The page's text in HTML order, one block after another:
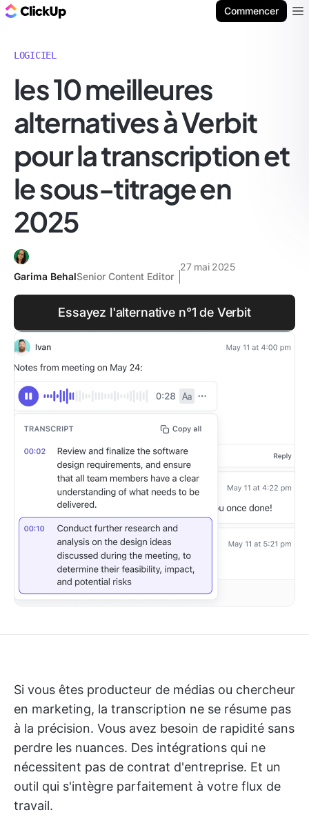
Commencer
LOGICIEL
les 10 meilleures
alternatives à Verbit
pour la transcription et
le sous-titrage en
2025
Garima BehalSenior Content Editor
27 mai 2025
Essayez l'alternative n°1 de Verbit
Si vous êtes producteur de médias ou chercheur
en marketing, la transcription ne se résume pas
à la précision. Vous avez besoin de rapidité sans
perdre les nuances. Des intégrations qui ne
nécessitent pas de contrat d'entreprise. Et un
outil qui s'intègre parfaitement à votre flux de
travail.